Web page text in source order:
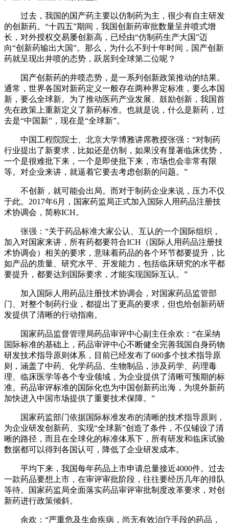
过去，我国的国产药主要以仿制药为主，很少有自主研发
的创新药。“十四五”期间，我国创新药审批数量呈井喷式增
长，对外授权交易屡创新高，已经由“仿制药生产大国”迈
向“创新药输出大国”。那么，为什么不到十年时间，国产创新
药就呈现出井喷的态势，跃居到全球第二位呢？
国产创新药的井喷态势，是一系列创新政策推动的结果。
通常，世界各国对新药定义一般存在两种界定标准，要么本国
新，要么全球新。为了推动医药产业发展、鼓励创新，我国首
先在政策上重新定义了新药标准。也就是说，什么是新药，过
去是“中国新”，现在是“全球新”。
中国工程院院士、北京大学博雅讲席教授张强：“对制药
行业提出了新要求，比如还是仿制，如果没有显著临床优势，
一个是很难批下来，一个是即使批下来，市场也会非常有限
等。对企业来讲，就逼着它要去考虑创新的问题。”
不创新，就可能会出局。而对于制药企业来说，压力不仅
于此。2017年6月，国家药监局正式加入国际人用药品注册技
术协调会，简称ICH。
张强：“关于药品标准大家公认、互认的一个国际组织，
加入对国家来讲，所有药都要符合ICH（国际人用药品注册技
术协调会）相关的要求，意味着药品的各个环节都要提升，比
如产品的质量、研究水平、开发能力，包括临床研究的水平都
要提升，都要达到国际要求，才能实现国际互认。”
加入国际人用药品注册技术协调会，对国家药品监管部
门、对整个制药行业，都提出了更高的要求，但也给创新药研
发提供了清晰的行动指南。
国家药品监督管理局药品审评中心副主任余欢：“在采纳
国际标准的基础上，药品审评中心不断健全完善我国自身药物
研发技术指导原则体系，目前已经发布了600多个技术指导原
则，涵盖了中药、化学药品、生物制品，涉及药学、药理毒
理、临床医学等各个专业领域，为企业提供了清晰可预期的标
准。药品审评标准的国际化也为中国创新药出海，为境外新药
加快进入中国市场提供了重要技术保障。”
国家药监部门依据国际标准发布的清晰的技术指导原则，
为企业研发创新药、实现“全球新”创造了条件，不仅铺设了清
晰的路径，而且在全球化的标准体系下，所有研发和临床试验
数据都可以得到各国认可，降低了企业研发成本。
平均下来，我国每年药品上市申请总量接近4000件。过去
一款药品要想上市，在审评审批阶段，往往要经历几年的排队
等待。国家药监局全面落实药品审评审批制度改革要求，对创
新药进行政策倾斜。
余欢：“严重危及生命疾病，尚无有效治疗手段的药品，